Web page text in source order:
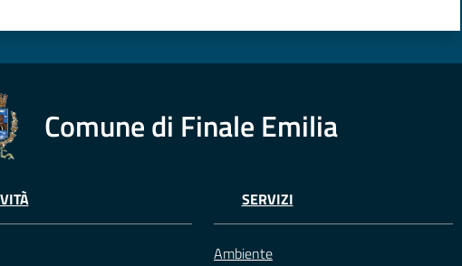
Comune di Finale Emilia
SERVIZI
Ambiente